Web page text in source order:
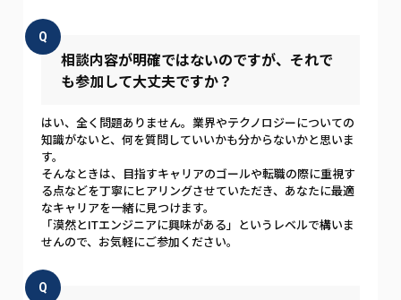
Q
相談内容が明確ではないのですが、それで
も参加して大丈夫ですか？
はい、全く問題ありません。業界やテクノロジーについての
知識がないと、何を質問していいかも分からないかと思いま
す。
そんなときは、目指すキャリアのゴールや転職の際に重視す
る点などを丁寧にヒアリングさせていただき、あなたに最適
なキャリアを一緒に見つけます。
「漠然とITエンジニアに興味がある」というレベルで構いま
せんので、お気軽にご参加ください。
Q